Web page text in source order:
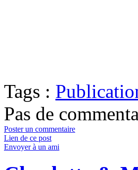
Tags :
Pas de
Poster un commentaire
Lien de ce post
Envoyer à un ami